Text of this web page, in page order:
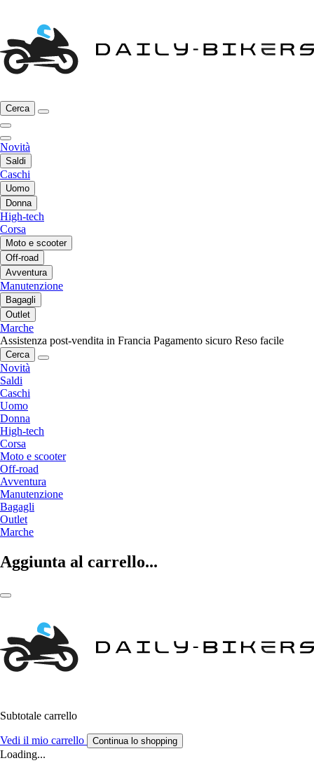
Cerca
Novità
Saldi
Caschi
Uomo
Donna
High-tech
Corsa
Moto e scooter
Off-road
Avventura
Manutenzione
Bagagli
Outlet
Marche
Assistenza post-vendita in Francia Pagamento sicuro Reso facile
Cerca
Novità
Saldi
Caschi
Uomo
Donna
High-tech
Corsa
Moto e scooter
Off-road
Avventura
Manutenzione
Bagagli
Outlet
Marche
Aggiunta al carrello...
Subtotale carrello
Vedi il mio carrello Continua lo shopping
Loading...